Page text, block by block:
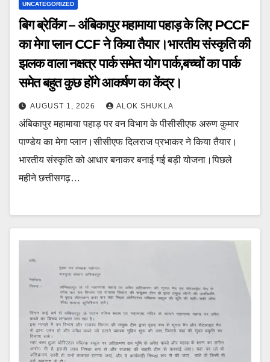
UNCATEGORIZED
बिग ब्रेकिंग – अंबिकापुर महामाया पहाड़ के लिए PCCF
का मेगा प्लान CCF ने किया तैयार।भारतीय संस्कृति की
झलक वाला नक्षत्र पार्क समेत योग पार्क,बच्चों का पार्क
समेत बहुत कुछ होंगे आकर्षण का केंद्र।
AUGUST 1, 2026 ALOK SHUKLA
अंबिकापुर महामाया पहाड़ पर वन विभाग के पीसीसीएफ अरुण कुमार
पाण्डेय का मेगा प्लान।सीसीएफ दिलराज प्रभाकर ने किया तैयार।
भारतीय संस्कृति को आधार बनाकर बनाई गई बड़ी योजना।पिछले
महीने छत्तीसगढ़…